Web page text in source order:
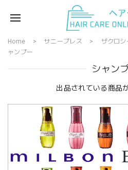
Home サニープレス ザクロシ
ャンプー
シャン
出品されている商品